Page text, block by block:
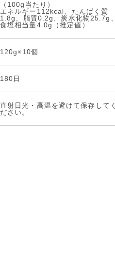
（100g当たり）
エネルギー112kcal、たんぱく質
1.8g、脂質0.2g、炭水化物25.7g、
食塩相当量4.0g（推定値）
120g×10個
180日
直射日光・高温を避けて保存してく
ださい。